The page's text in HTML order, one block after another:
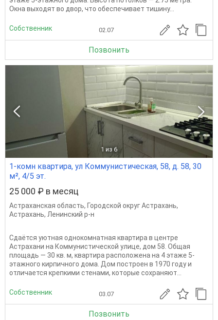
Окна выходят во двор, что обеспечивает тишину...
Собственник 02.07
Позвонить
1 из 6
1-комн квартира, ул Коммунистическая, 58, д. 58, 30
м², 4/5 эт.
25 000 ₽ в месяц
Астраханская область, Городской округ Астрахань,
Астрахань, Ленинский р-н
Сдаётся уютная однокомнатная квартира в центре
Астрахани на Коммунистической улице, дом 58. Общая
площадь — 30 кв. м, квартира расположена на 4 этаже 5-
этажного кирпичного дома. Дом построен в 1970 году и
отличается крепкими стенами, которые сохраняют...
Собственник 03.07
Позвонить